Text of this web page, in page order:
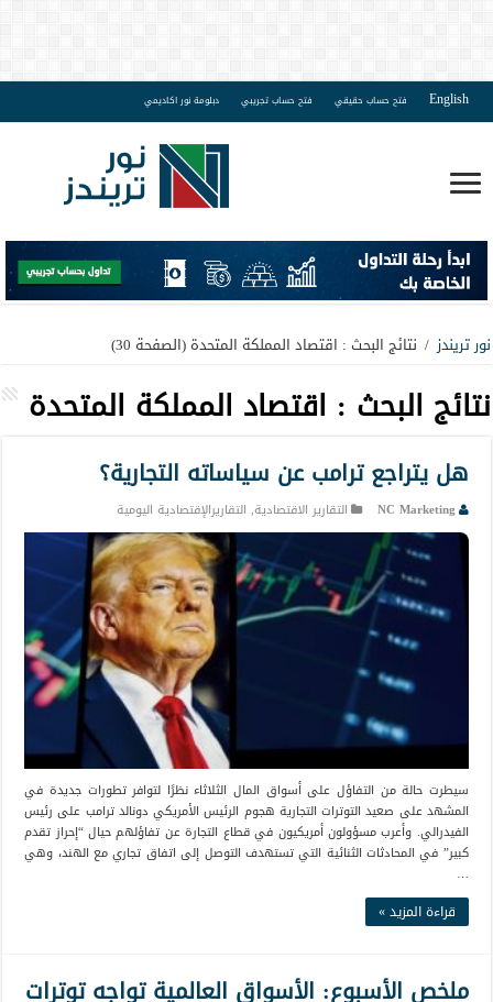
English فتح حساب حقيقي فتح حساب تجريبي دبلومة نور اكاديمي
نور تريندز / نتائج البحث : اقتصاد المملكة المتحدة (الصفحة 30)
نتائج البحث : اقتصاد المملكة المتحدة
هل يتراجع ترامب عن سياساته التجارية؟
NC Marketing التقارير الاقتصادية, التقاريرالإقتصادية اليومية
سيطرت حالة من التفاؤل على أسواق المال الثلاثاء نظرًا لتوافر تطورات جديدة في
المشهد على صعيد التوترات التجارية هجوم الرئيس الأمريكي دونالد ترامب على رئيس
الفيدرالي. وأعرب مسؤولون أمريكيون في قطاع التجارة عن تفاؤلهم حيال “إحراز تقدم
كبير” في المحادثات الثنائية التي تستهدف التوصل إلى اتفاق تجاري مع الهند، وهي
…
قراءة المزيد »
ملخص الأسبوع: الأسواق العالمية تواجه توترات